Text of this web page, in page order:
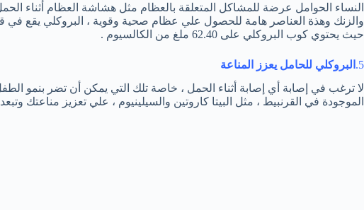
النساء الحوامل عرضة للمشاكل المتعلقة بالعظام مثل هشاشة العظام أثناء
والزنك وهذة العناصر هامة للحصول علي عظام صحية وقوية ، البروكلي يقع في
حيث يحتوي كوب البروكلي على 62.40 ملغ من الكالسيوم .
5. البروكلي للحامل يعزز المناعة
لا ترغب في إصابة أي إصابة أثناء الحمل ، خاصة تلك التي يمكن أن تضر بنمو
الموجودة في القرنبيط ، مثل البيتا كاروتين والسيلينيوم ، علي تعزيز مناعتك